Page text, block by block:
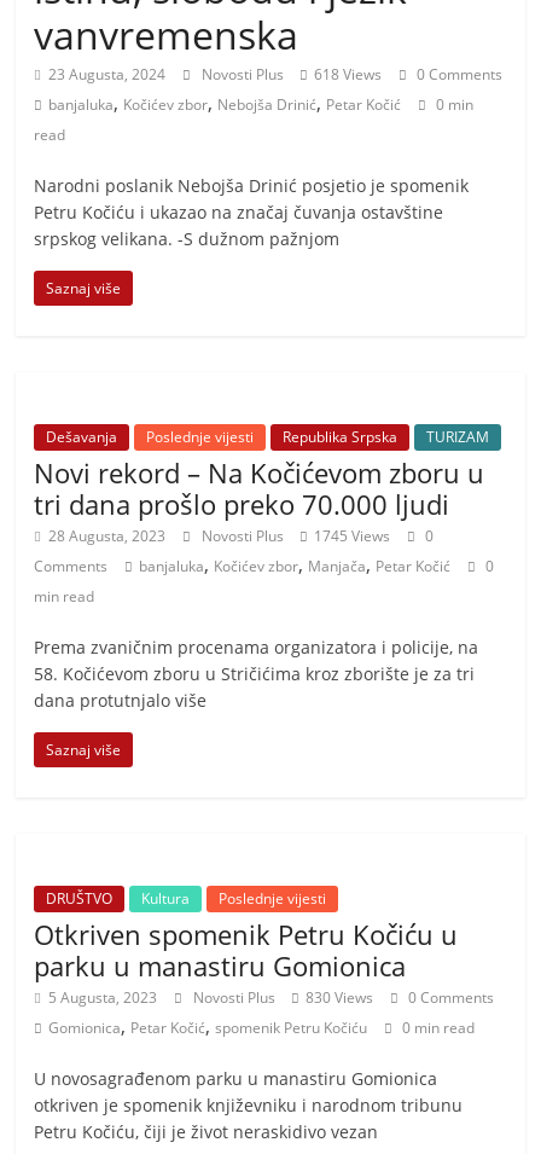
i
t
i
v
h
v
i
vanvremenska
23 Augusta, 2024 Novosti Plus 618 Views
0 Comments
banjaluka, Kočićev zbor, Nebojša Drinić, Petar Kočić
0 min
read
Narodni poslanik Nebojša Drinić posjetio je spomenik
Petru Kočiću i ukazao na značaj čuvanja ostavštine
srpskog velikana. -S dužnom pažnjom
Saznaj više
Dešavanja Poslednje vijesti Republika Srpska TURIZAM
Novi rekord – Na Kočićevom zboru u
tri dana prošlo preko 70.000 ljudi
28 Augusta, 2023 Novosti Plus 1745 Views
0
Comments
banjaluka, Kočićev zbor, Manjača, Petar Kočić
0
min read
Prema zvaničnim procenama organizatora i policije, na
58. Kočićevom zboru u Stričićima kroz zborište je za tri
dana protutnjalo više
Saznaj više
DRUŠTVO Kultura Poslednje vijesti
Otkriven spomenik Petru Kočiću u
parku u manastiru Gomionica
5 Augusta, 2023 Novosti Plus 830 Views
0 Comments
Gomionica, Petar Kočić,spomenik Petru Kočiću 0 min read
U novosagrađenom parku u manastiru Gomionica
otkriven je spomenik književniku i narodnom tribunu
Petru Kočiću, čiji je život neraskidivo vezan